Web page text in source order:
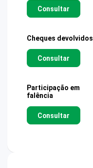
Consultar
Cheques devolvidos
Consultar
Participação em
falência
Consultar